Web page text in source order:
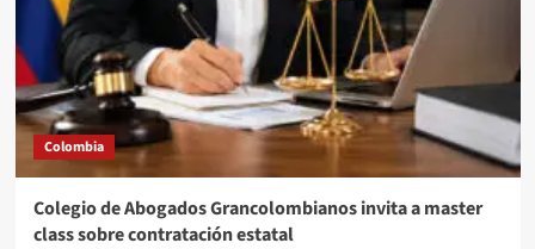
Colombia
Colegio de Abogados Grancolombianos invita a master
class sobre contratación estatal